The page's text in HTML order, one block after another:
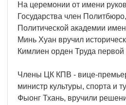
На церемонии от имени
Государства член
Политической академии
Минь Хуан вручил
Кимлиен орден Труда первой
Члены ЦК КПВ - вице-
министр культуры, спорта и
Фыонг Тхань, вручили